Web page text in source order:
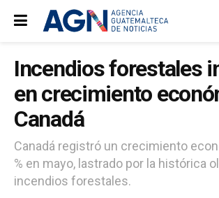
Incendios forestales
en crecimiento
Canadá
Canadá registró un crecimiento
% en mayo, lastrado por la histórica
incendios forestales.